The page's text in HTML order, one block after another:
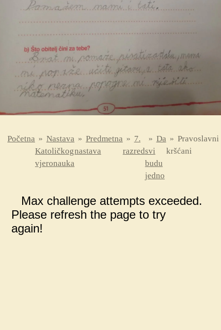
Početna » Nastava
Katoličkog
vjeronauka
» Predmetna
nastava
» 7.
razred
» Da
svi
budu
jedno
» Pravoslavni
kršćani